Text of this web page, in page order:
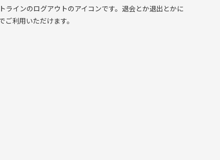
ラインのログアウトのアイコンです。退会とか退出とかに
ご利用いただけます。